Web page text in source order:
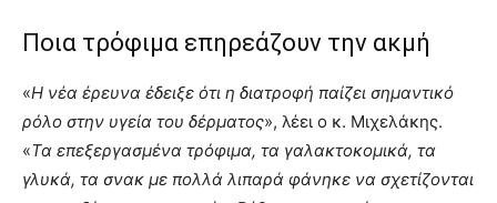
Ποια τρόφιμα επηρεάζουν την ακμή
«Η νέα έρευνα έδειξε ότι η διατροφή παίζει σημαντικό
ρόλο στην υγεία του δέρματος», λέει ο κ. Μιχελάκης.
«Τα επεξεργασμένα τρόφιμα, τα γαλακτοκομικά, τα
γλυκά, τα σνακ με πολλά λιπαρά φάνηκε να σχετίζονται